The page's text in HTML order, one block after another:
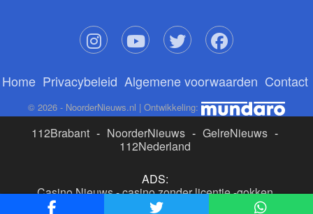
Home Privacybeleid Algemene voorwaarden Contact
© 2026 - NoorderNieuws.nl | Ontwikkeling:
112Brabant - NoorderNieuws - GelreNieuws -
112Nederland
ADS:
Casino Nieuws-casino zonder licentie-gokken
buitenlandse site
beste online casino nederland